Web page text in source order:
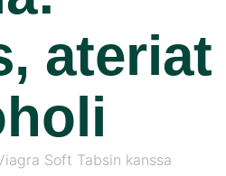
ateriat
Soft Tabsin kanssa